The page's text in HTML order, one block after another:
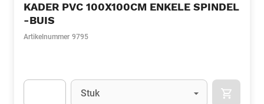
KADER PVC 100X100CM ENKELE SPINDEL
-BUIS
Artikelnummer 9795
Eenheid
Stuk